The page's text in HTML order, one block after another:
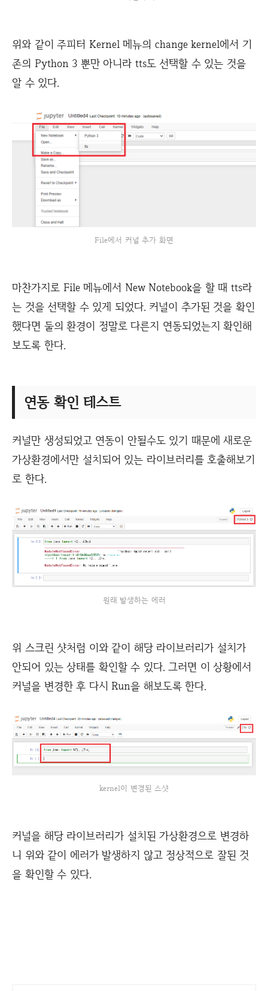
위와 같이 주피터 Kernel 메뉴의 change kernel에서 기
존의 Python 3 뿐만 아니라 tts도 선택할 수 있는 것을
알 수 있다.
File에서 커널 추가 화면
마찬가지로 File 메뉴에서 New Notebook을 할 때 tts라
는 것을 선택할 수 있게 되었다. 커널이 추가된 것을 확인
했다면 둘의 환경이 정말로 다른지 연동되었는지 확인해
보도록 한다.
연동 확인 테스트
커널만 생성되었고 연동이 안될수도 있기 때문에 새로운
가상환경에서만 설치되어 있는 라이브러리를 호출해보기
로 한다.
원래 발생하는 에러
위 스크린 샷처럼 이와 같이 해당 라이브러리가 설치가
안되어 있는 상태를 확인할 수 있다. 그러면 이 상황에서
커널을 변경한 후 다시 Run을 해보도록 한다.
kernel이 변경된 스샷
커널을 해당 라이브러리가 설치된 가상환경으로 변경하
니 위와 같이 에러가 발생하지 않고 정상적으로 잘된 것
을 확인할 수 있다.